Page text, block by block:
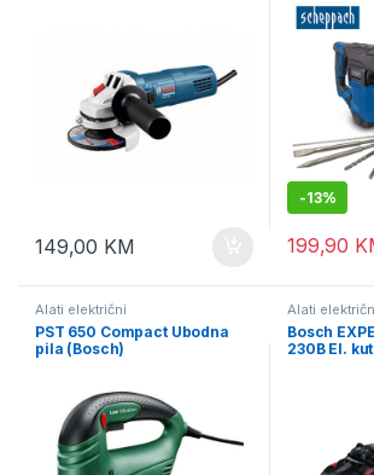
149,00 KM
-13%
199,90
Alati električni
PST 650 Compact Ubodna
pila (Bosch)
Alati
Bosch
230B El.